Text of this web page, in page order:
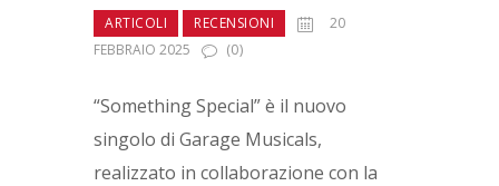
ARTICOLI RECENSIONI
20
FEBBRAIO 2025
(0)
“Something Special” è il nuovo
singolo di Garage Musicals,
realizzato in collaborazione con la